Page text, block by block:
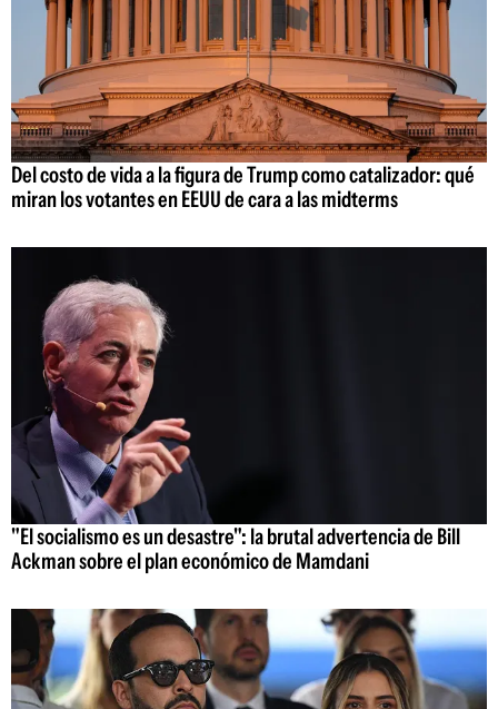
Del costo de vida a la figura de Trump como catalizador: qué
miran los votantes en EEUU de cara a las midterms
"El socialismo es un desastre": la brutal advertencia de Bill
Ackman sobre el plan económico de Mamdani